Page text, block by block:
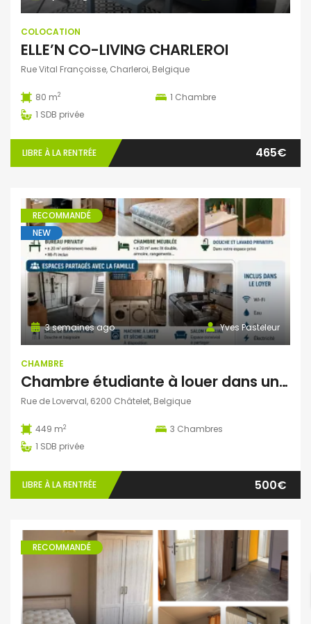
COLOCATION
ELLE’N CO-LIVING CHARLEROI
Rue Vital Françoisse, Charleroi, Belgique
80 m2 1 Chambre
1 SDB privée
LIBRE À LA RENTRÉE 465€
RECOMMANDÉ
NEW
Yves Pasteleur
3 semaines ago
CHAMBRE
Chambre étudiante à louer dans une ambiance familiale – Châtelet
Rue de Loverval, 6200 Châtelet, Belgique
449 m2 3 Chambres
1 SDB privée
LIBRE À LA RENTRÉE 500€
RECOMMANDÉ